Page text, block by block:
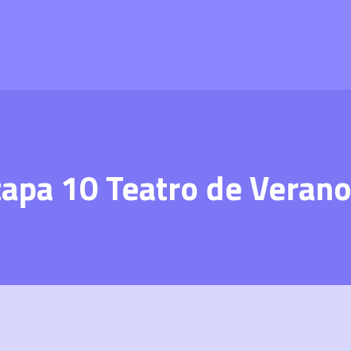
10 Teatro de Verano